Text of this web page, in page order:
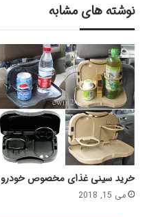
نوشته های مشابه
خرید سینی غذای مخصوص خودرو
می 15, 2018